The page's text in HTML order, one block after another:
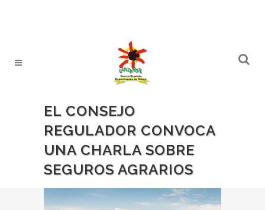
EL CONSEJO
REGULADOR CONVOCA
UNA CHARLA SOBRE
SEGUROS AGRARIOS